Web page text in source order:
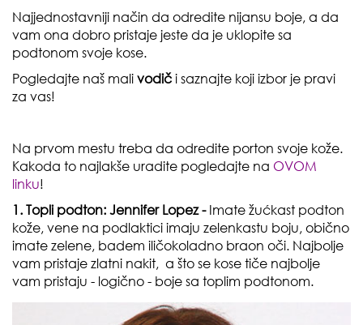
Najjednostavniji način da odredite nijansu boje, a da
vam ona dobro pristaje jeste da je uklopite sa
podtonom svoje kose.
Pogledajte naš mali vodič i saznajte koji izbor je pravi
za vas!
Na prvom mestu treba da odredite porton svoje kože.
Kakoda to najlakše uradite pogledajte na OVOM
linku!
1. Topli podton: Jennifer Lopez - Imate žućkast podton
kože, vene na podlaktici imaju zelenkastu boju, obično
imate zelene, badem iličokoladno braon oči. Najbolje
vam pristaje zlatni nakit, a što se kose tiče najbolje
vam pristaju - logično - boje sa toplim podtonom.